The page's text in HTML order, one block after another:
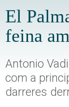
El
feina
Antonio
com a
darreres